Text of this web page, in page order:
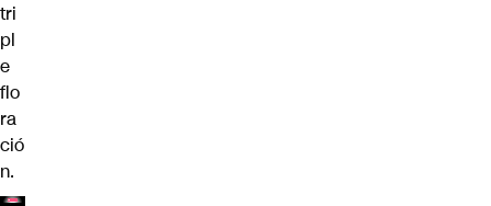
tri
pl
e
flo
ra
ció
n.